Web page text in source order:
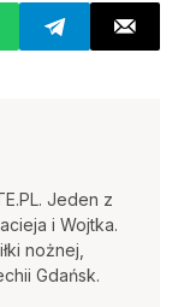
24
Jeden z
i Wojtka.
nożnej,
Gdańsk.